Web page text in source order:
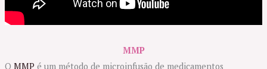
MMP
O MMP é um método de microinfusão de medicamentos